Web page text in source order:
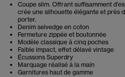
Coupe slim. Offrant suffisamment
crée une silhouette élégante et près
porter.
Denim selvedge en coton
Fermeture zippée et boutonnée
Modèle classique à cinq poches
Faible impact, effet délavé vintage
Écussons Superdry
Marquage réalisé à la main
Garnitures haut de gamme